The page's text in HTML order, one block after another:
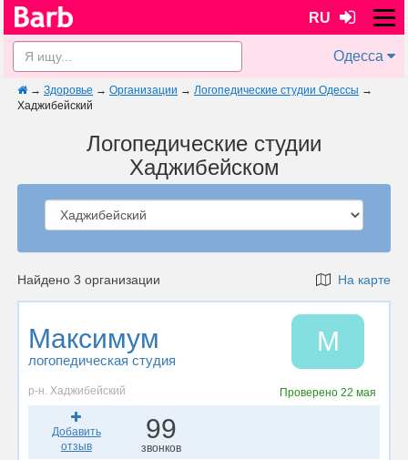
RU
Одесса
→ Здоровье → Организации → Логопедические студии Одессы →
Хаджибейский
Логопедические студии
Хаджибейском
Найдено 3 организации На карте
Максимум
логопедическая студия
М
р-н. Хаджибейский Проверено22 мая
Добавить
отзыв
99
звонков